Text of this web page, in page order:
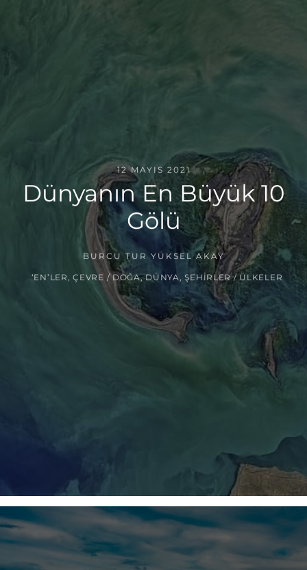
12 MAYIS 2021
Dünyanın En Büyük 10
Gölü
BURCU TUR YÜKSEL AKAY
‘EN’LER ,ÇEVRE / DOĞA,DÜNYA ,ŞEHIRLER / ÜLKELER